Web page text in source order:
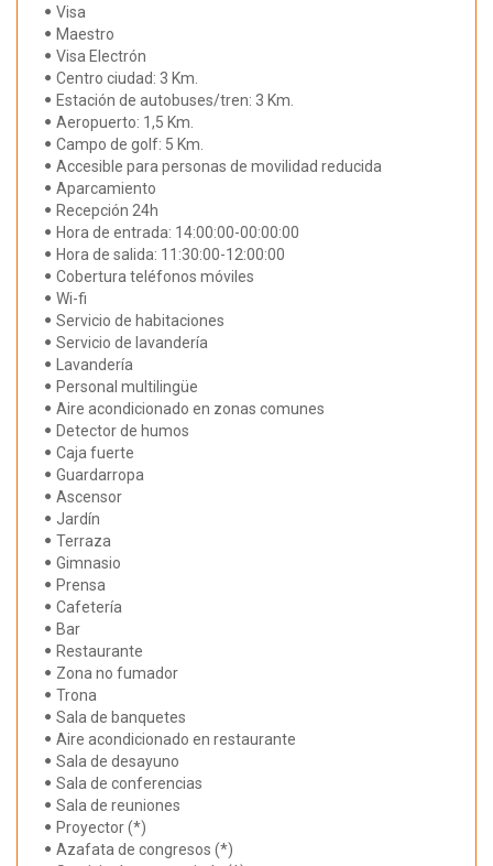
Visa
Maestro
Visa Electrón
Centro ciudad: 3 Km.
Estación de autobuses/tren: 3 Km.
Aeropuerto: 1,5 Km.
Campo de golf: 5 Km.
Accesible para personas de movilidad reducida
Aparcamiento
Recepción 24h
Hora de entrada: 14:00:00-00:00:00
Hora de salida: 11:30:00-12:00:00
Cobertura teléfonos móviles
Wi-fi
Servicio de habitaciones
Servicio de lavandería
Lavandería
Personal multilingüe
Aire acondicionado en zonas comunes
Detector de humos
Caja fuerte
Guardarropa
Ascensor
Jardín
Terraza
Gimnasio
Prensa
Cafetería
Bar
Restaurante
Zona no fumador
Trona
Sala de banquetes
Aire acondicionado en restaurante
Sala de desayuno
Sala de conferencias
Sala de reuniones
Proyector (*)
Azafata de congresos (*)